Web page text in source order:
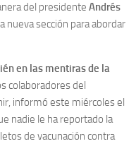
del presidente Andrés
nueva sección para abordar
en las mentiras de la
colaboradores del
informó este miércoles el
nadie le ha reportado la
de vacunación contra